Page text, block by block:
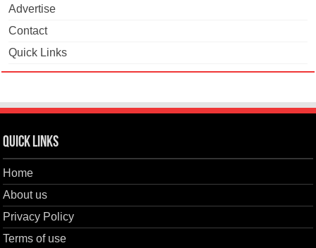
Advertise
Contact
Quick Links
Quick Links
Home
About us
Privacy Policy
Terms of use